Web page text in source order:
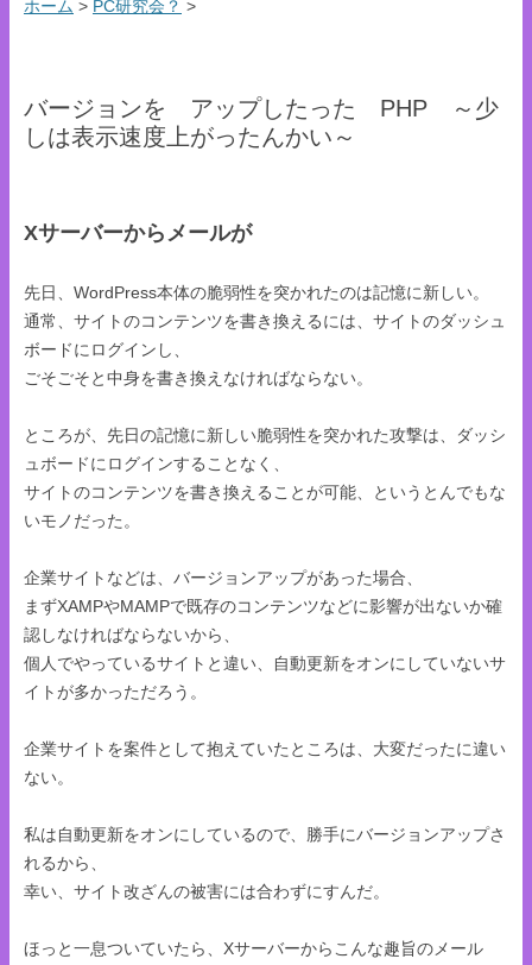
ホーム > PC研究会？ >
バージョンを アップしたった PHP ～少
しは表示速度上がったんかい～
Xサーバーからメールが
先日、WordPress本体の脆弱性を突かれたのは記憶に新しい。
通常、サイトのコンテンツを書き換えるには、サイトのダッシュ
ボードにログインし、
ごそごそと中身を書き換えなければならない。
ところが、先日の記憶に新しい脆弱性を突かれた攻撃は、ダッシ
ュボードにログインすることなく、
サイトのコンテンツを書き換えることが可能、というとんでもな
いモノだった。
企業サイトなどは、バージョンアップがあった場合、
まずXAMPやMAMPで既存のコンテンツなどに影響が出ないか確
認しなければならないから、
個人でやっているサイトと違い、自動更新をオンにしていないサ
イトが多かっただろう。
企業サイトを案件として抱えていたところは、大変だったに違い
ない。
私は自動更新をオンにしているので、勝手にバージョンアップさ
れるから、
幸い、サイト改ざんの被害には合わずにすんだ。
ほっと一息ついていたら、Xサーバーからこんな趣旨のメール